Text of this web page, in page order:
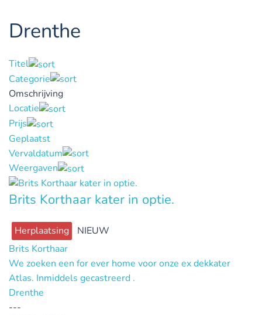
Drenthe
Titel
Categorie
Omschrijving
Locatie
Prijs
Geplaatst
Vervaldatum
Weergaven
Brits Korthaar kater in optie.
Herplaatsing
NIEUW
Brits Korthaar
We zoeken een for ever home voor onze ex dekkater
Atlas. Inmiddels gecastreerd .
Drenthe
---